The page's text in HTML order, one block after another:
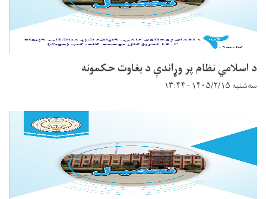
د اسلامي نظام پر وړاندې د بغاوت حکمونه
سه‌شنبه ۱۴۰۵/۲/۱۵ - ۱۳:۴۴